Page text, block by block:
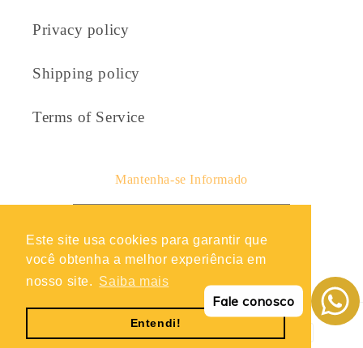
Este site usa cookies para garantir que
você obtenha a melhor experiência em
nosso site. Saiba mais
Entendi!
Privacy policy
Shipping policy
Terms of Service
Mantenha-se Informado
FacebookInstagramTikTok
Fale conosco